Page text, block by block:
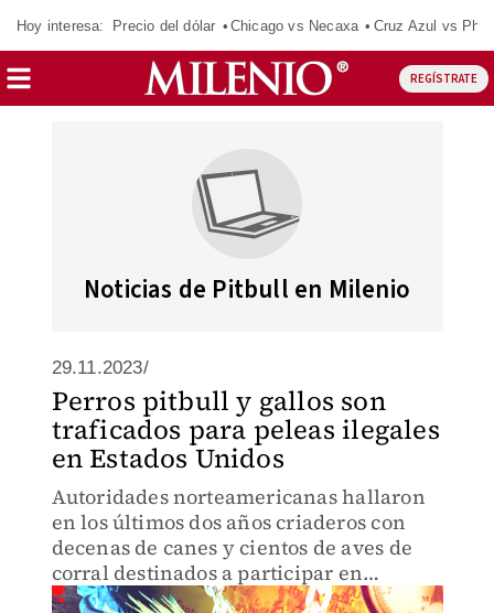
Hoy interesa: Precio del dólar Chicago vs Necaxa Cruz Azul vs
REGÍSTRATE
Noticias de Pitbull en Milenio
29.11.2023/
Perros pitbull y gallos son
traficados para peleas ilegales
en Estados Unidos
Autoridades norteamericanas hallaron
en los últimos dos años criaderos con
decenas de canes y cientos de aves de
corral destinados a participar en
palenques clandestinos.